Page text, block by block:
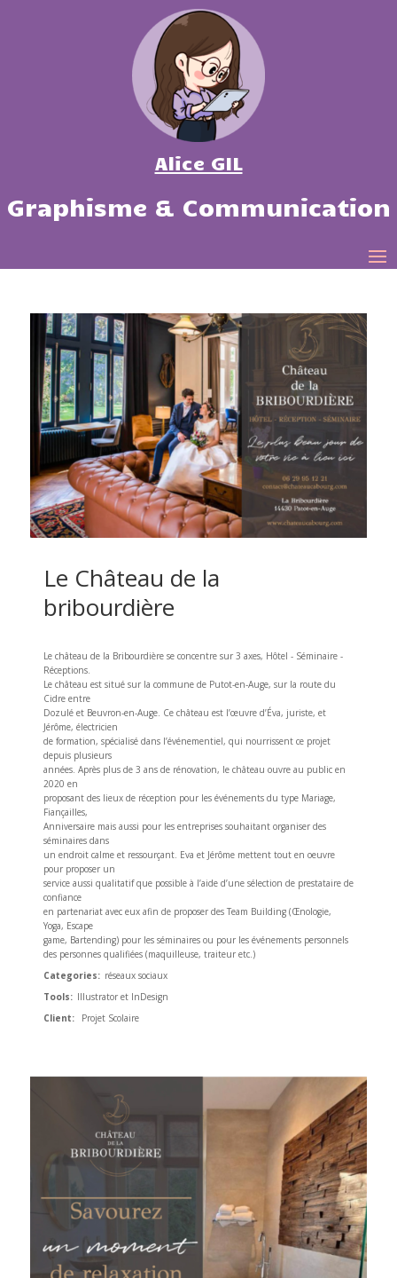
Alice GIL
Graphisme & Communication
Le Château de la
bribourdière
Le château de la Bribourdière se concentre sur 3 axes, Hôtel - Séminaire -
Réceptions.
Le château est situé sur la commune de Putot-en-Auge, sur la route du
Cidre entre
Dozulé et Beuvron-en-Auge. Ce château est l’œuvre d’Éva, juriste, et
Jérôme, électricien
de formation, spécialisé dans l’événementiel, qui nourrissent ce projet
depuis plusieurs
années. Après plus de 3 ans de rénovation, le château ouvre au public en
2020 en
proposant des lieux de réception pour les événements du type Mariage,
Fiançailles,
Anniversaire mais aussi pour les entreprises souhaitant organiser des
séminaires dans
un endroit calme et ressourçant. Eva et Jérôme mettent tout en oeuvre
pour proposer un
service aussi qualitatif que possible à l’aide d’une sélection de prestataire de
confiance
en partenariat avec eux afin de proposer des Team Building (Œnologie,
Yoga, Escape
game, Bartending) pour les séminaires ou pour les événements personnels
des personnes qualifiées (maquilleuse, traiteur etc.)
Categories: réseaux sociaux
Tools: Illustrator et InDesign
Client:
Projet Scolaire